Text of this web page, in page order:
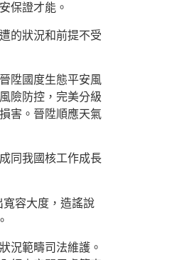
保證才能。
的狀況和前提不受
陞國度生態平安風
險防控，完美分級
害。晉陞順應天氣
同我國核工作成長
容大度，造謠說
況範疇司法維護。